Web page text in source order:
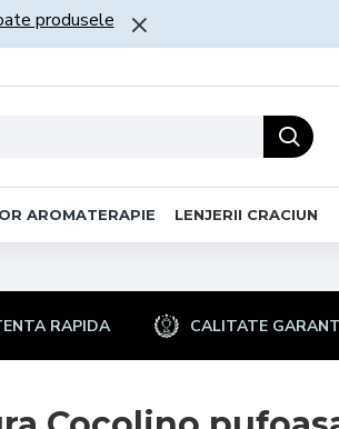
produsele
AROMATERAPIE LENJERII CRACIUN
RAPIDA CALITATE